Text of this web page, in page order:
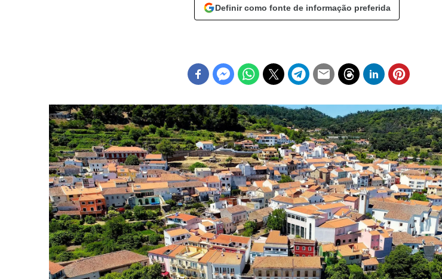
Definir como fonte de informação preferida